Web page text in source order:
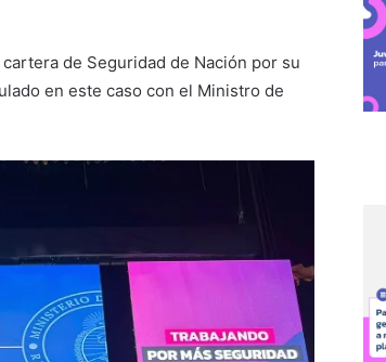
de Seguridad de Nación por su
en este caso con el Ministro de